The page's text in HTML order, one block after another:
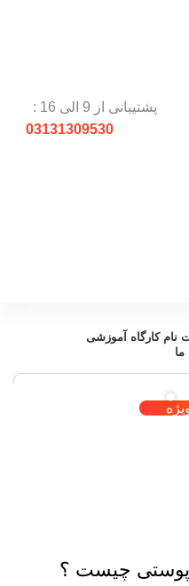
پشتیبانی از 9 الی 16 :
03131309530
نام کارگاه آموزشی
ما
پوستی چیست ؟